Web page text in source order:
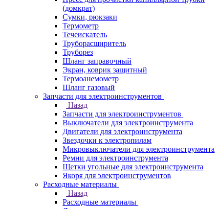
(домкрат)
Сумки, рюкзаки
Термометр
Течеискатель
Труборасширитель
Труборез
Шланг заправочный
Экран, коврик защитный
Термоанемометр
Шланг газовый
Запчасти для электроинструментов
Назад
Запчасти для электроинструментов
Выключатели для электроинструмента
Двигатели для электроинструмента
Звездочки к электропилам
Микровыключатели для электроинструмента
Ремни для электроинструмента
Щетки угольные для электроинструмента
Якоря для электроинструментов
Расходные материалы
Назад
Расходные материалы